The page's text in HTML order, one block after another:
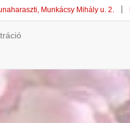
Munkácsy Mihály u. 2.